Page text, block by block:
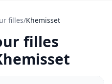
filles/Khemisset
filles